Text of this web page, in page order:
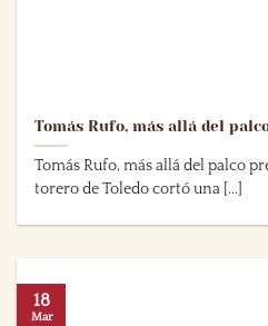
Tomás Rufo, más allá del
Tomás Rufo, más allá del palco
torero de Toledo cortó una [...]
18
Mar